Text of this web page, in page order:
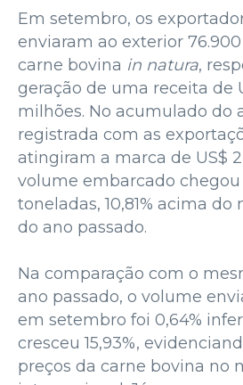
Em setembro, os
enviaram ao exterior
carne bovina in natura,
geração de uma receita de
milhões. No acumulado do
registrada com as
atingiram a marca de US$
volume embarcado chegou
toneladas, 10,81% acima
do ano passado.
Na comparação com o
ano passado, o volume
em setembro foi 0,64%
cresceu 15,93%,
preços da carne bovina no